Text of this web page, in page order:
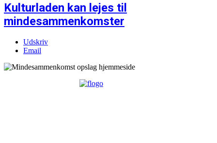
Kulturladen kan lejes til
mindesammenkomster
Udskriv
Email